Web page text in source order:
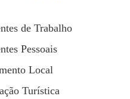
de Trabalho
Pessoais
Local
Turística
todos os momentos.
rede fixa nacional